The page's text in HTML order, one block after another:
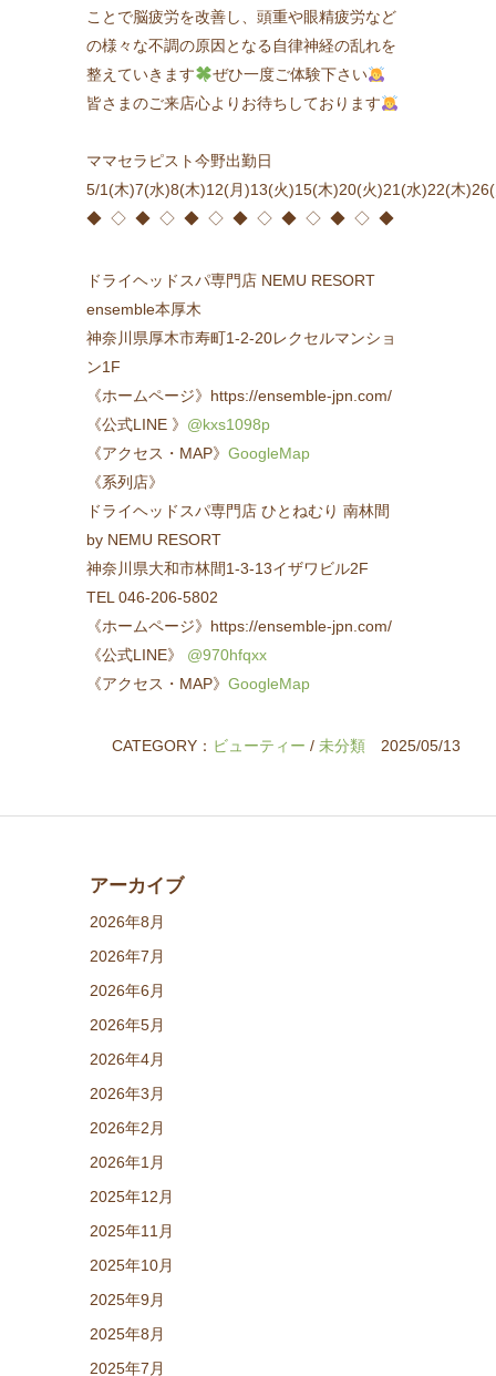
ことで脳疲労を改善し、頭重や眼精疲労など
の様々な不調の原因となる自律神経の乱れを
整えていきます
ぜひ一度ご体験下さい
皆さまのご来店心よりお待ちしております
ママセラピスト今野出勤日
5/1(木)7(水)8(木)12(月)13(火)15(木)20(火)21(水)22(木
◆ ◇ ◆ ◇ ◆ ◇ ◆ ◇ ◆ ◇ ◆ ◇ ◆
ドライヘッドスパ専門店 NEMU RESORT
ensemble本厚木
神奈川県厚木市寿町1-2-20レクセルマンショ
ン1F
《ホームページ》https://ensemble-jpn.com/
《公式LINE 》 @kxs1098p
《アクセス・MAP》GoogleMap
《系列店》
ドライヘッドスパ専門店 ひとねむり 南林間
by NEMU RESORT
神奈川県大和市林間1-3-13イザワビル2F
TEL 046-206-5802
《ホームページ》https://ensemble-jpn.com/
《公式LINE》 @970hfqxx
《アクセス・MAP》GoogleMap
CATEGORY： ビューティー / 未分類 2025/05/13
アーカイブ
2026年8月
2026年7月
2026年6月
2026年5月
2026年4月
2026年3月
2026年2月
2026年1月
2025年12月
2025年11月
2025年10月
2025年9月
2025年8月
2025年7月